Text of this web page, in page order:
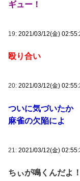
ギュー！
19: 2021/03/12(金)
殴り合い
20: 2021/03/12(金)
ついに気づいたか
麻雀の欠陥によ
21: 2021/03/12(金)
ちぃが鳴くんだよ！